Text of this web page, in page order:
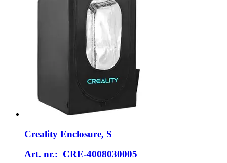
Creality Enclosure, S
Art. nr.: CRE-4008030005